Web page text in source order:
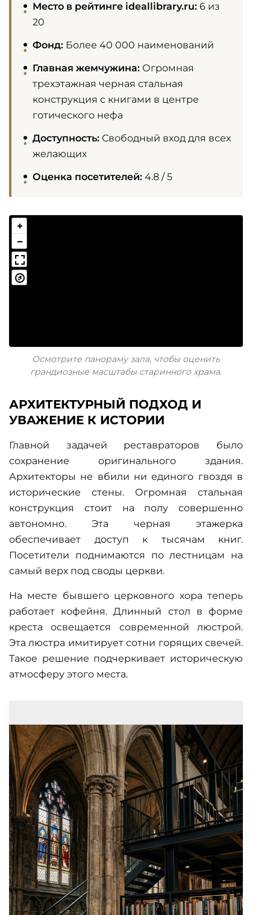
Место в рейтинге ideallibrary.ru: 6 из
20
Фонд: Более 40 000 наименований
Главная жемчужина: Огромная
трехэтажная черная стальная
конструкция с книгами в центре
готического нефа
Доступность: Свободный вход для всех
желающих
Оценка посетителей: 4.8 / 5
Осмотрите панораму зала, чтобы оценить
грандиозные масштабы старинного храма.
АРХИТЕКТУРНЫЙ ПОДХОД И
УВАЖЕНИЕ К ИСТОРИИ
Главной задачей реставраторов было
сохранение оригинального здания.
Архитекторы не вбили ни единого гвоздя в
исторические стены. Огромная стальная
конструкция стоит на полу совершенно
автономно. Эта черная этажерка
обеспечивает доступ к тысячам книг.
Посетители поднимаются по лестницам на
самый верх под своды церкви.
На месте бывшего церковного хора теперь
работает кофейня. Длинный стол в форме
креста освещается современной люстрой.
Эта люстра имитирует сотни горящих свечей.
Такое решение подчеркивает историческую
атмосферу этого места.